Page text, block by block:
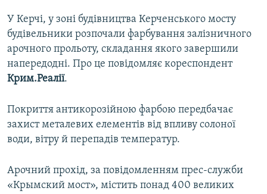
Усі сайти RFE/RL
У Керчі, у зоні будівництва Керченського мосту
будівельники розпочали фарбування залізничного
арочного прольоту, складання якого завершили
напередодні. Про це повідомляє кореспондент
Крим.Реалії.
Покриття антикорозійною фарбою передбачає
захист металевих елементів від впливу солоної
води, вітру й перепадів температур.
Арочний прохід, за повідомленням прес-служби
«Крымский мост», містить понад 400 великих